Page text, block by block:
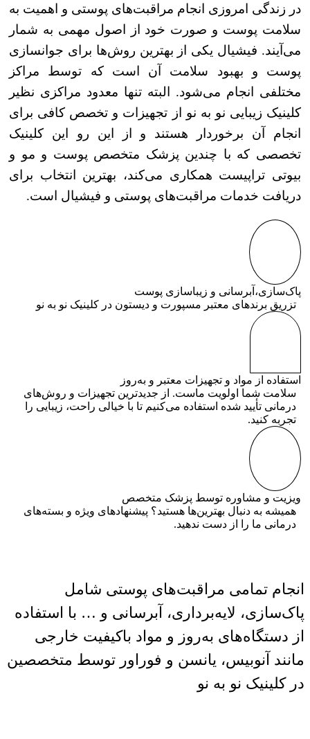
در زندگی امروزی انجام مراقبت‌های پوستی و اهمیت به
سلامت پوست و صورت خود از اصول مهمی به شمار
می‌آیند. فیشیال یکی از بهترین روش‌ها برای جوانسازی
پوست و بهبود سلامت آن است که توسط مراکز
مختلفی انجام می‌شود. البته تنها معدود مراکزی نظیر
کلینیک زیبایی نو به نو از تجهیزات و تخصص کافی برای
انجام آن برخوردار هستند و از این رو این کلینیک
تخصصی که با چندین پزشک متخصص پوست و مو و
بیوتی تراپیست همکاری می‌کند، بهترین انتخاب برای
دریافت خدمات مراقبت‌های پوستی و فیشیال است.
پاک‌سازی،آبرسانی و زیباسازی پوست
تزریق برندهای معتبر مسپورت و دیستون در کلینیک نو به نو
استفاده از مواد و تجهیزات معتبر و به‌روز
سلامت شما اولویت ماست. از جدیدترین تجهیزات و روش‌های
درمانی تأیید شده استفاده می‌کنیم تا با خیالی راحت، زیبایی را
تجربه کنید.
ویزیت و مشاوره توسط پزشک متخصص
همیشه به دنبال بهترین‌ها هستید؟ پیشنهادهای ویژه و بسته‌های
درمانی ما را از دست ندهید.
انجام تمامی مراقبت‌های پوستی شامل
پاک‌سازی، لایه‌برداری، آبرسانی و … با استفاده
از دستگاه‌های به‌روز و مواد باکیفیت خارجی
مانند آنوبیس، یانسن و فوراور توسط متخصصین
در کلینیک نو به نو